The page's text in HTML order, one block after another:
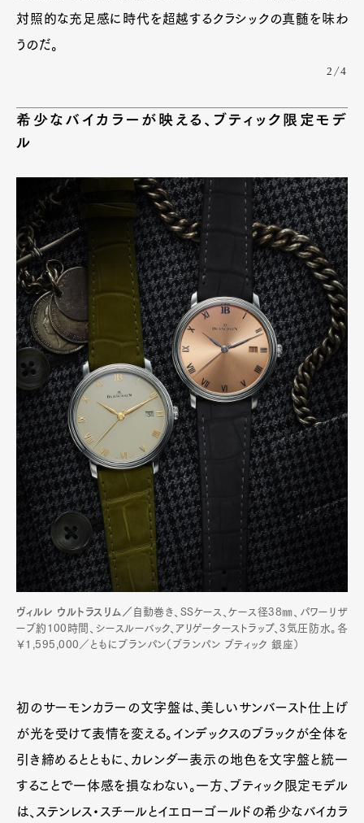
対照的な充足感に時代を超越するクラシックの真髄を味わ
うのだ。
2/4
希少なバイカラーが映える、ブティック限定モデ
ル
ヴィルレ ウルトラスリム／ 自動巻き、SSケース、ケース径38㎜、パワーリザ
ーブ約100時間、シースルーバック、アリゲーターストラップ、3気圧防水。各
￥1,595,000／ともにブランパン（ブランパン ブティック 銀座）
初のサーモンカラーの文字盤は、美しいサンバースト仕上げ
が光を受けて表情を変える。インデックスのブラックが全体を
引き締めるとともに、カレンダー表示の地色を文字盤と統一
することで一体感を損なわない。一方、ブティック限定モデル
は、ステンレス・スチールとイエローゴールドの希少なバイカラ